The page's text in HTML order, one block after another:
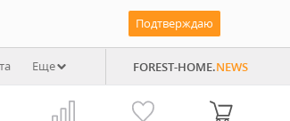
Подтверждаю
Еще FOREST-HOME.NEWS